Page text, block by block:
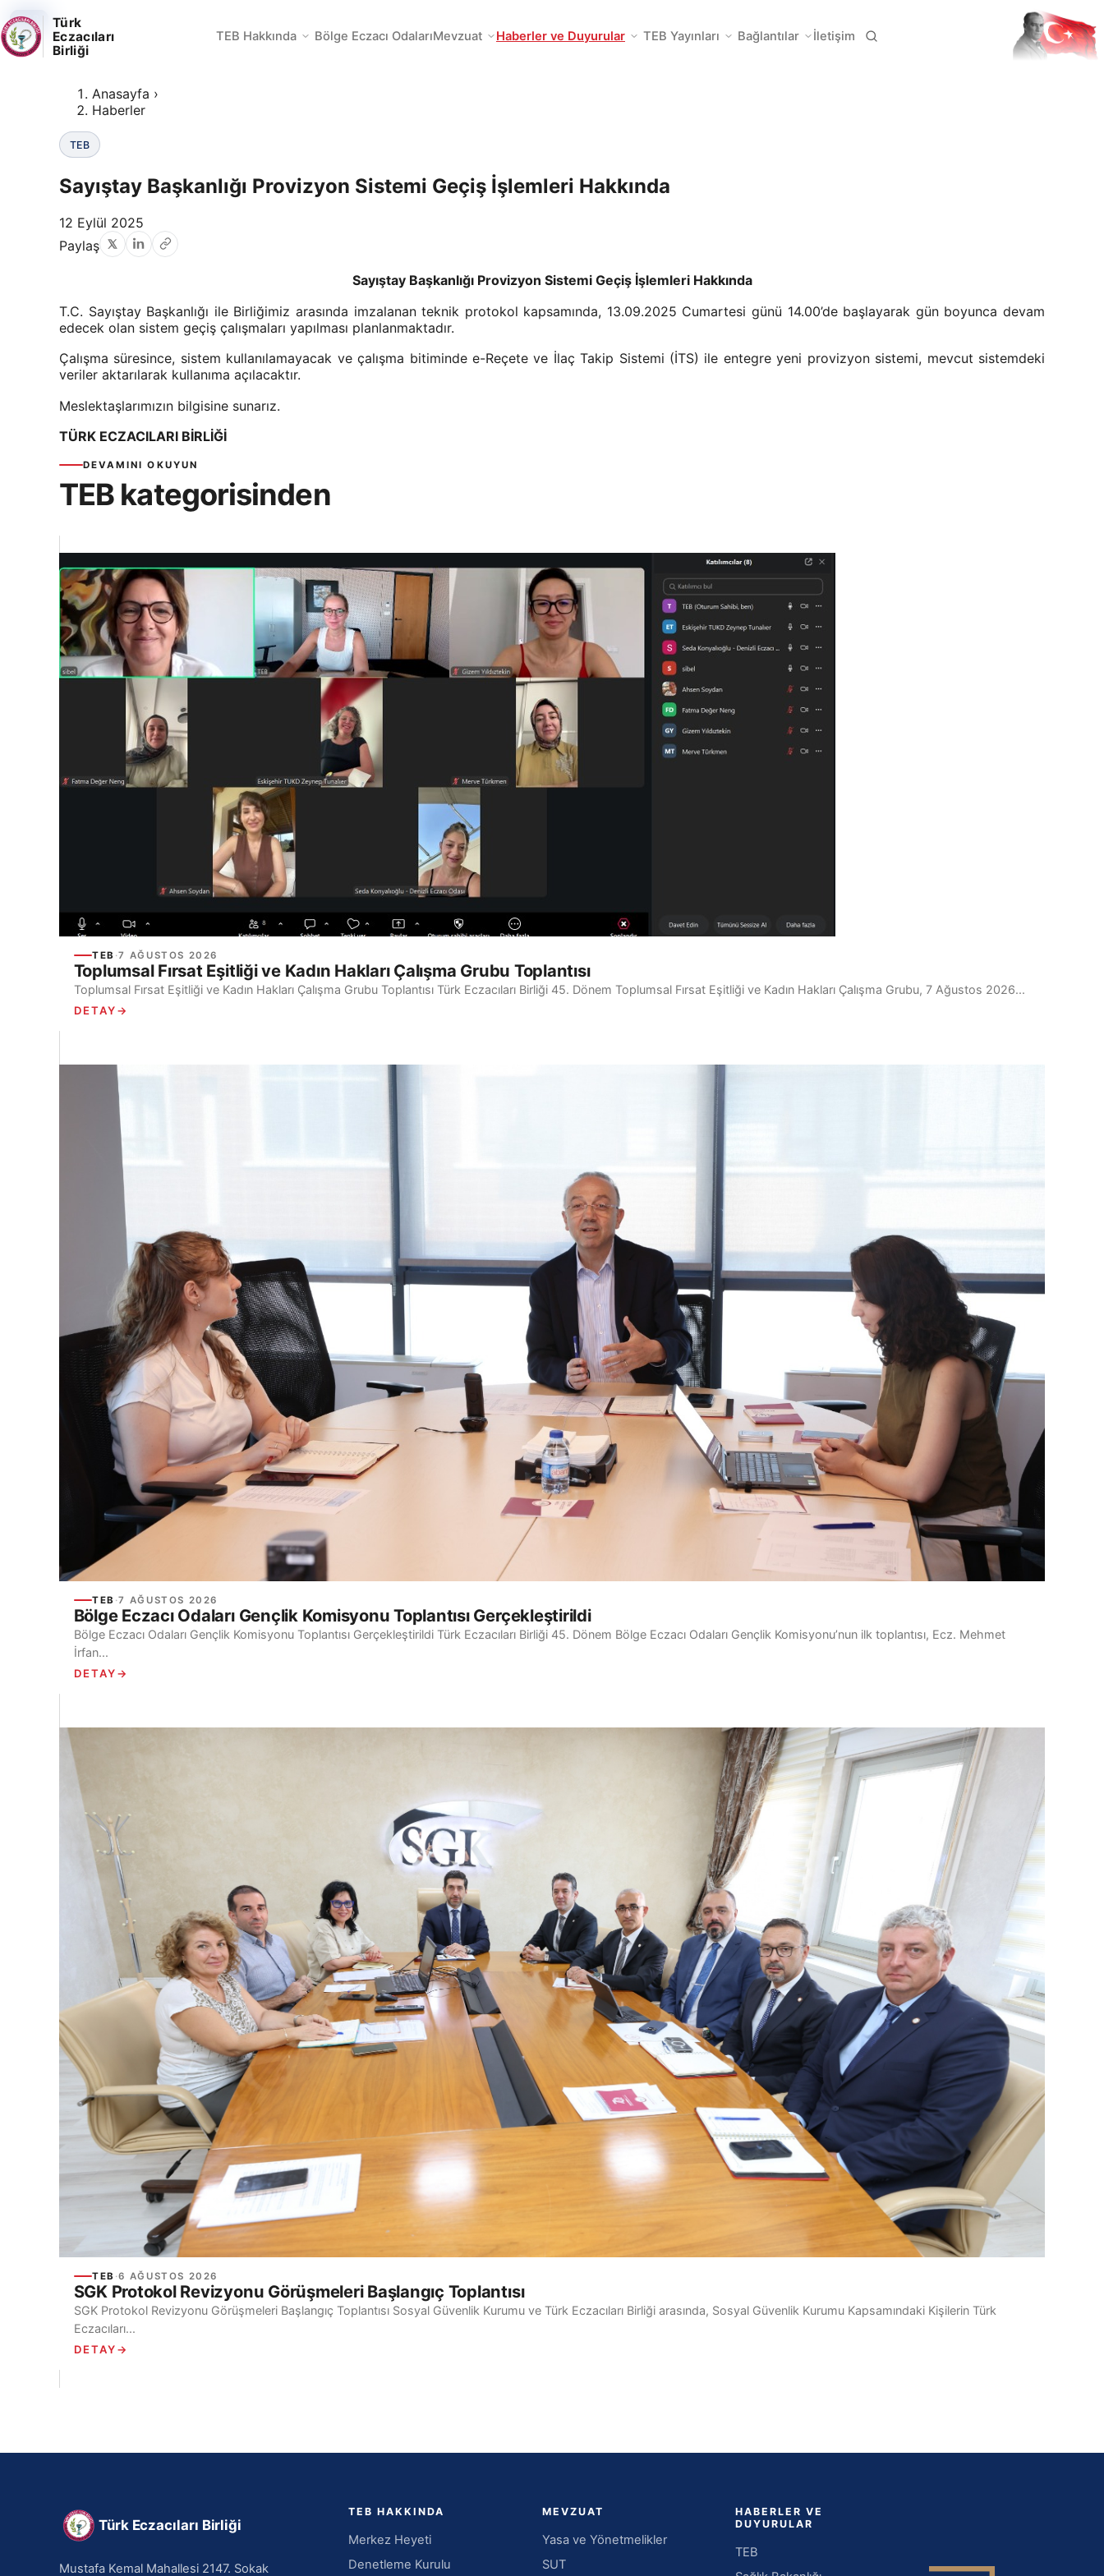
Türk
Eczacıları
Birliği
TEB Hakkında Bölge Eczacı OdalarıMevzuat Haberler ve Duyurular TEB Yayınları Bağlantılar İletişim
Anasayfa ›
Haberler
TEB
Sayıştay Başkanlığı Provizyon Sistemi Geçiş İşlemleri Hakkında
12 Eylül 2025
Paylaş
Sayıştay Başkanlığı Provizyon Sistemi Geçiş İşlemleri Hakkında
T.C. Sayıştay Başkanlığı ile Birliğimiz arasında imzalanan teknik protokol kapsamında, 13.09.2025 Cumartesi günü 14.00’de başlayarak gün boyunca devam
edecek olan sistem geçiş çalışmaları yapılması planlanmaktadır.
Çalışma süresince, sistem kullanılamayacak ve çalışma bitiminde e-Reçete ve İlaç Takip Sistemi (İTS) ile entegre yeni provizyon sistemi, mevcut sistemdeki
veriler aktarılarak kullanıma açılacaktır.
Meslektaşlarımızın bilgisine sunarız.
TÜRK ECZACILARI BİRLİĞİ
DEVAMINI OKUYUN
TEB kategorisinden
TEB
TEB ·7 AĞUSTOS 2026
Toplumsal Fırsat Eşitliği ve Kadın Hakları Çalışma Grubu Toplantısı
Toplumsal Fırsat Eşitliği ve Kadın Hakları Çalışma Grubu Toplantısı Türk Eczacıları Birliği 45. Dönem Toplumsal Fırsat Eşitliği ve Kadın Hakları Çalışma Grubu, 7 Ağustos 2026...
DETAY→
TEB
TEB ·7 AĞUSTOS 2026
Bölge Eczacı Odaları Gençlik Komisyonu Toplantısı Gerçekleştirildi
Bölge Eczacı Odaları Gençlik Komisyonu Toplantısı Gerçekleştirildi Türk Eczacıları Birliği 45. Dönem Bölge Eczacı Odaları Gençlik Komisyonu’nun ilk toplantısı, Ecz. Mehmet
İrfan...
DETAY→
TEB
TEB ·6 AĞUSTOS 2026
SGK Protokol Revizyonu Görüşmeleri Başlangıç Toplantısı
SGK Protokol Revizyonu Görüşmeleri Başlangıç Toplantısı Sosyal Güvenlik Kurumu ve Türk Eczacıları Birliği arasında, Sosyal Güvenlik Kurumu Kapsamındaki Kişilerin Türk
Eczacıları...
DETAY→
Türk Eczacıları Birliği
Mustafa Kemal Mahallesi 2147. Sokak
TEB HAKKINDA
Merkez Heyeti
Denetleme Kurulu
MEVZUAT
Yasa ve Yönetmelikler
SUT
HABERLER VE
DUYURULAR
TEB